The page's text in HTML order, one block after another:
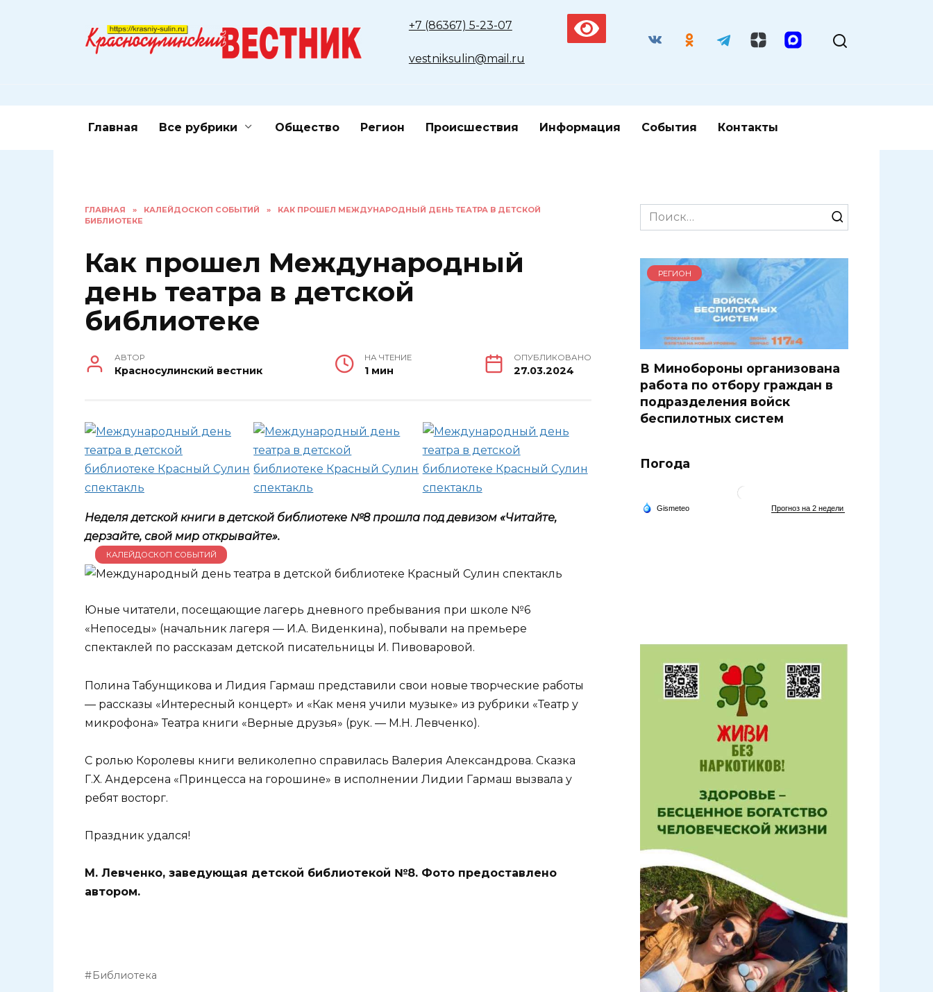
+7 (86367) 5-23-07
vestniksulin@mail.ru
Главная Все рубрики Общество Регион Происшествия Информация События Контакты
ГЛАВНАЯ » КАЛЕЙДОСКОП СОБЫТИЙ »
КАК ПРОШЕЛ МЕЖДУНАРОДНЫЙ ДЕНЬ ТЕАТРА В ДЕТСКОЙ
БИБЛИОТЕКЕ
Как прошел Международный
день театра в детской
библиотеке
АВТОР
Красносулинский вестник
НА ЧТЕНИЕ
1 мин
ОПУБЛИКОВАНО
27.03.2024
Неделя детской книги в детской библиотеке №8 прошла под девизом «Читайте,
дерзайте, свой мир открывайте».
КАЛЕЙДОСКОП СОБЫТИЙ
Юные читатели, посещающие лагерь дневного пребывания при школе №6
«Непоседы» (начальник лагеря — И.А. Виденкина), побывали на премьере
спектаклей по рассказам детской писательницы И. Пивоваровой.
Полина Табунщикова и Лидия Гармаш представили свои новые творческие работы
— рассказы «Интересный концерт» и «Как меня учили музыке» из рубрики «Театр у
микрофона» Театра книги «Верные друзья» (рук. — М.Н. Левченко).
С ролью Королевы книги великолепно справилась Валерия Александрова. Сказка
Г.Х. Андерсена «Принцесса на горошине» в исполнении Лидии Гармаш вызвала у
ребят восторг.
Праздник удался!
М. Левченко, заведующая детской библиотекой №8. Фото предоставлено
автором.
Библиотека
Search
for:
РЕГИОН
В Минобороны организована
работа по отбору граждан в
подразделения войск
беспилотных систем
Погода